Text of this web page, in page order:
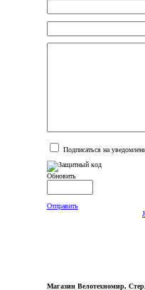
Подписаться на
Обновить
Отправить
Магазин Велотехномир,